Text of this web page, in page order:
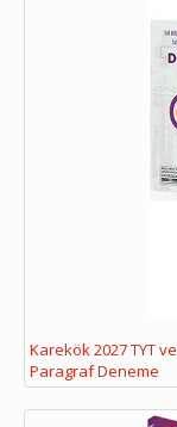
Karekök 2027 TYT
Paragraf Deneme